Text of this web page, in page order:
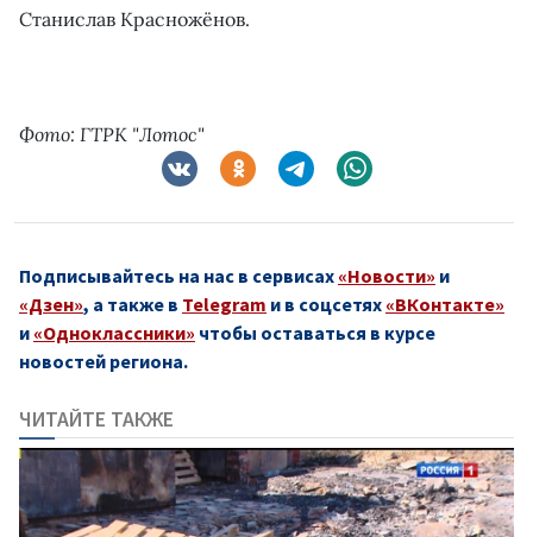
Станислав Красножёнов.
Фото: ГТРК "Лотос"
Подписывайтесь на нас в сервисах «Новости» и
«Дзен», а также в Telegram и в соцсетях «ВКонтакте»
и «Одноклассники» чтобы оставаться в курсе
новостей региона.
ЧИТАЙТЕ ТАКЖЕ